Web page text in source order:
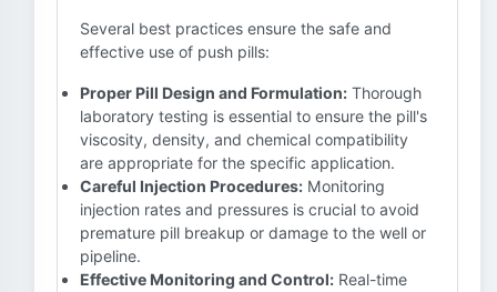
Several best practices ensure the safe and
effective use of push pills:
Proper Pill Design and Formulation: Thorough
laboratory testing is essential to ensure the pill's
viscosity, density, and chemical compatibility
are appropriate for the specific application.
Careful Injection Procedures: Monitoring
injection rates and pressures is crucial to avoid
premature pill breakup or damage to the well or
pipeline.
Effective Monitoring and Control: Real-time